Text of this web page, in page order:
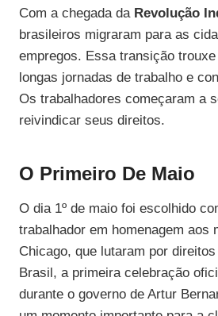
Com a chegada da Revolução
brasileiros migraram para as
empregos. Essa transição
longas jornadas de trabalho e
Os trabalhadores começaram a
reivindicar seus direitos.
O Primeiro De Maio
O dia 1º de maio foi escolhido
trabalhador em homenagem aos
Chicago, que lutaram por
Brasil, a primeira celebração
durante o governo de Artur